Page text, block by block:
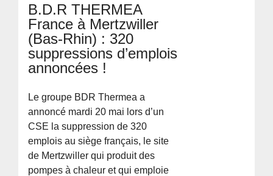
B.D.R THERMEA
France à Mertzwiller
(Bas-Rhin) : 320
suppressions d’emplois
annoncées !
Le groupe BDR Thermea a
annoncé mardi 20 mai lors d’un
CSE la suppression de 320
emplois au siège français, le site
de Mertzwiller qui produit des
pompes à chaleur et qui emploie